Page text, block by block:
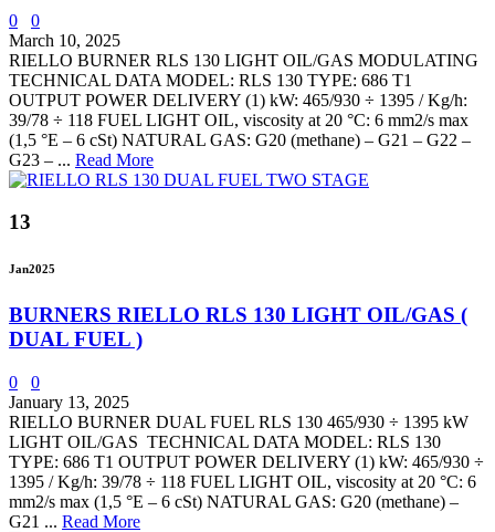
0
0
March 10, 2025
RIELLO BURNER RLS 130 LIGHT OIL/GAS MODULATING
TECHNICAL DATA MODEL: RLS 130 TYPE: 686 T1
OUTPUT POWER DELIVERY (1) kW: 465/930 ÷ 1395 / Kg/h:
39/78 ÷ 118 FUEL LIGHT OIL, viscosity at 20 °C: 6 mm2/s max
(1,5 °E – 6 cSt) NATURAL GAS: G20 (methane) – G21 – G22 –
G23 – ... Read More
13
Jan2025
BURNERS RIELLO RLS 130 LIGHT OIL/GAS (
DUAL FUEL )
0
0
January 13, 2025
RIELLO BURNER DUAL FUEL RLS 130 465/930 ÷ 1395 kW
LIGHT OIL/GAS TECHNICAL DATA MODEL: RLS 130
TYPE: 686 T1 OUTPUT POWER DELIVERY (1) kW: 465/930 ÷
1395 / Kg/h: 39/78 ÷ 118 FUEL LIGHT OIL, viscosity at 20 °C: 6
mm2/s max (1,5 °E – 6 cSt) NATURAL GAS: G20 (methane) –
G21 ... Read More